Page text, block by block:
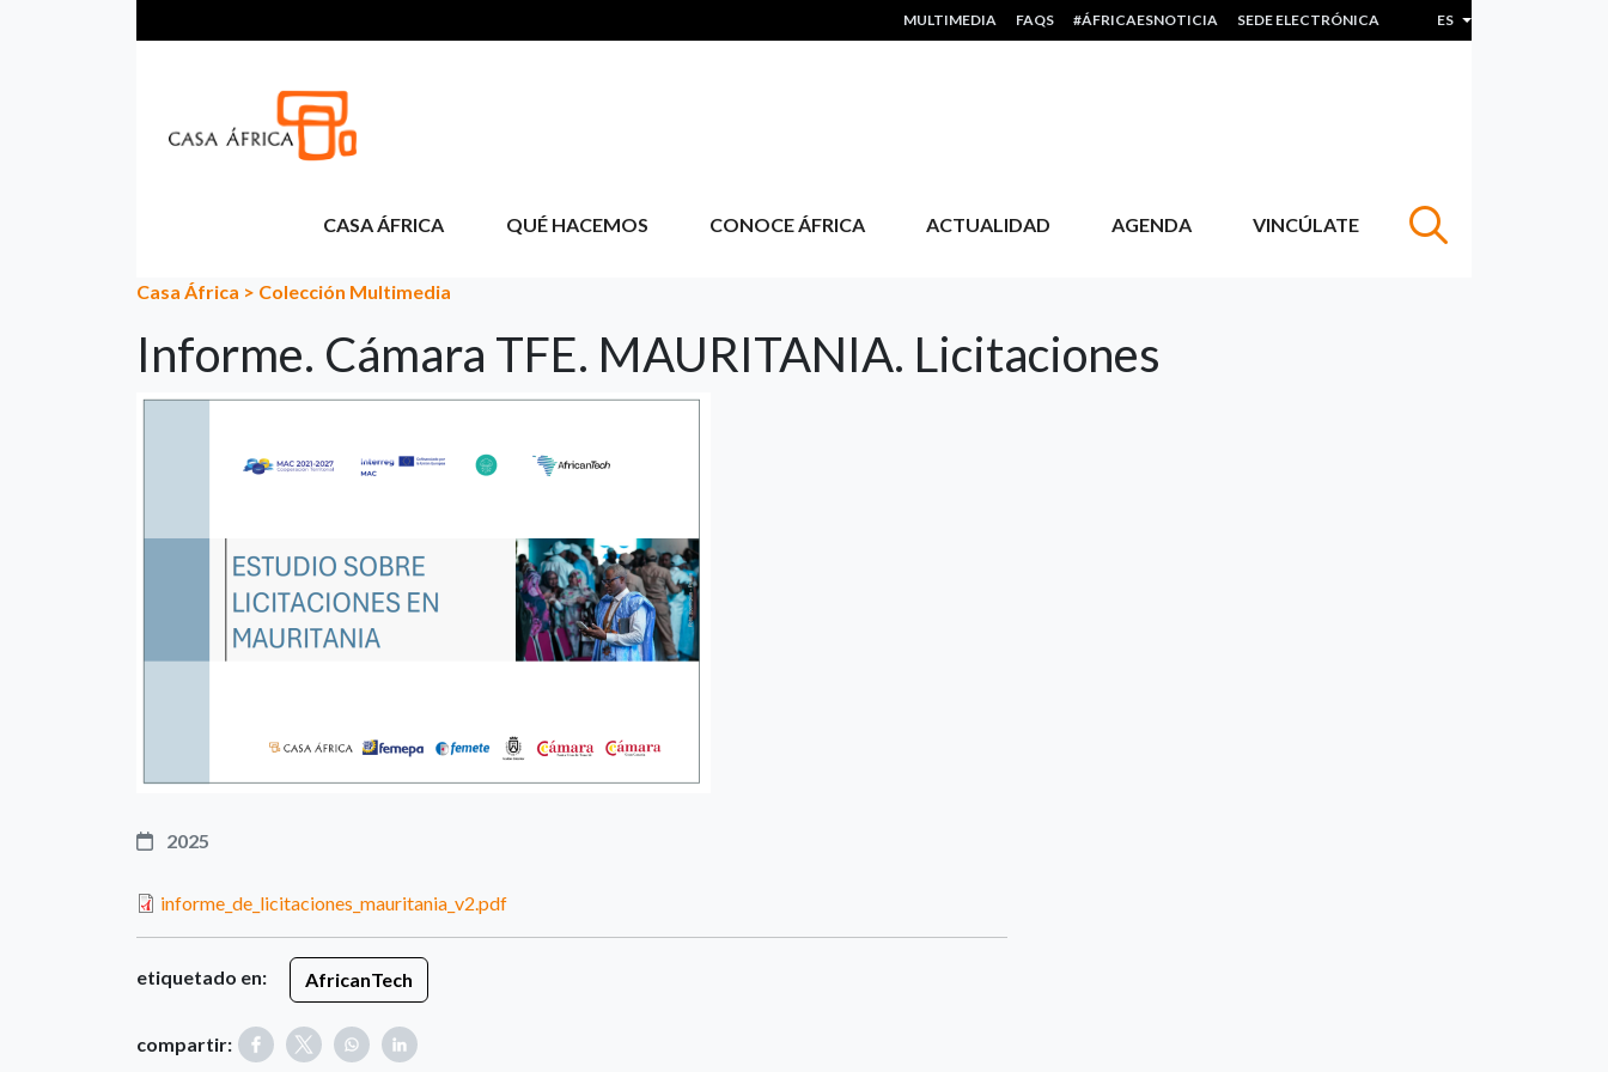
HEADER MENU
MULTIMEDIA FAQS #ÁFRICAESNOTICIA SEDE ELECTRÓNICA ES Lista adicional de
CASA ÁFRICA QUÉ HACEMOS CONOCE ÁFRICA ACTUALIDAD AGENDA VINCÚLATE
Casa África > Colección Multimedia
Informe. Cámara TFE. MAURITANIA. Licitaciones
2025
informe_de_licitaciones_mauritania_v2.pdf
etiquetado en: AfricanTech
compartir: